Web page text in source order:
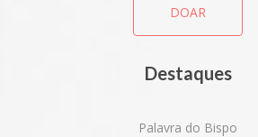
DOAR
Destaques
Palavra do Bispo